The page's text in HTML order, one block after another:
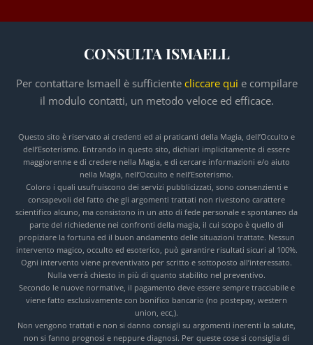
CONSULTA ISMAELL
Per contattare Ismaell è sufficiente cliccare qui e compilare
il modulo contatti, un metodo veloce ed efficace.
Questo sito è riservato ai credenti ed ai praticanti della Magia, dell’Occulto e
dell’Esoterismo. Entrando in questo sito, dichiari implicitamente di essere
maggiorenne e di credere nella Magia, e di cercare informazioni e/o aiuto
nella Magia, nell’Occulto e nell’Esoterismo.
Coloro i quali usufruiscono dei servizi pubblicizzati, sono consenzienti e
consapevoli del fatto che gli argomenti trattati non rivestono carattere
scientifico alcuno, ma consistono in un atto di fede personale e spontaneo da
parte del richiedente nei confronti della magia, il cui scopo è quello di
propiziare la fortuna ed il buon andamento delle situazioni trattate. Nessun
intervento magico, occulto ed esoterico, può garantire risultati sicuri al 100%.
Ogni intervento viene preventivato per scritto e sottoposto all’interessato.
Nulla verrà chiesto in più di quanto stabilito nel preventivo.
Secondo le nuove normative, il pagamento deve essere sempre tracciabile e
viene fatto esclusivamente con bonifico bancario (no postepay, western
union, ecc,).
Non vengono trattati e non si danno consigli su argomenti inerenti la salute,
non si fanno prognosi e neppure diagnosi. Per queste cose si consiglia di